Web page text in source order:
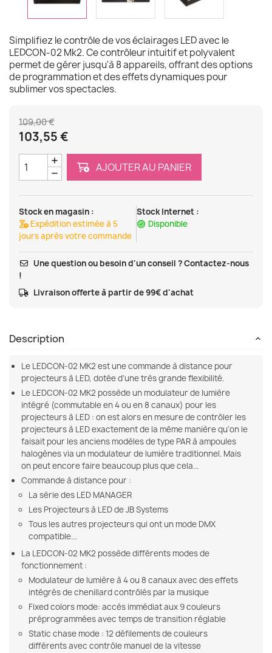
Simplifiez le contrôle de vos éclairages LED avec le
LEDCON-02 Mk2. Ce contrôleur intuitif et polyvalent
permet de gérer jusqu'à 8 appareils, offrant des options
de programmation et des effets dynamiques pour
sublimer vos spectacles.
109,00 €
103,55 €
AJOUTER AU PANIER
Stock en magasin :
Expédition estimée à 5
jours après votre commande
Stock Internet :
Disponible
Une question ou besoin d'un conseil ? Contactez-nous
!
Livraison offerte à partir de 99€ d'achat
Description
Le LEDCON-02 MK2 est une commande à distance pour
projecteurs à LED, dotée d'une très grande flexibilité.
Le LEDCON-02 MK2 possède un modulateur de lumière
intégré (commutable en 4 ou en 8 canaux) pour les
projecteurs à LED : on est alors en mesure de contrôler les
projecteurs à LED exactement de la même manière qu'on le
faisait pour les anciens modèles de type PAR à ampoules
halogènes via un modulateur de lumière traditionnel. Mais
on peut encore faire beaucoup plus que cela...
Commande à distance pour :
La série des LED MANAGER
Les Projecteurs à LED de JB Systems
Tous les autres projecteurs qui ont un mode DMX
compatible...
La LEDCON-02 MK2 possède différents modes de
fonctionnement :
Modulateur de lumière à 4 ou 8 canaux avec des effets
intégrés de chenillard contrôlés par la musique
Fixed colors mode: accès immédiat aux 9 couleurs
préprogrammées avec temps de transition réglable
Static chase mode : 12 défilements de couleurs
différents avec contrôle manuel de la vitesse